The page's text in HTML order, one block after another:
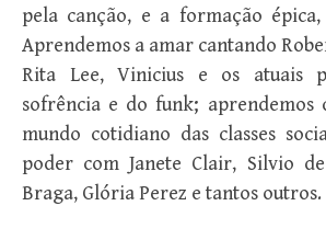
pela canção, e a formação
Aprendemos a amar cantando
Rita Lee, Vinicius e os atuais
sofrência e do funk; aprendemos
mundo cotidiano das classes
poder com Janete Clair, Silvio
Braga, Glória Perez e tantos outros.